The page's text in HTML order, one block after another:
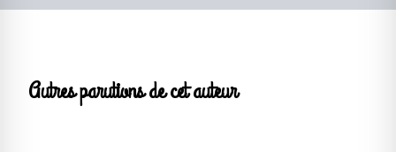
Autres parutions de cet auteur